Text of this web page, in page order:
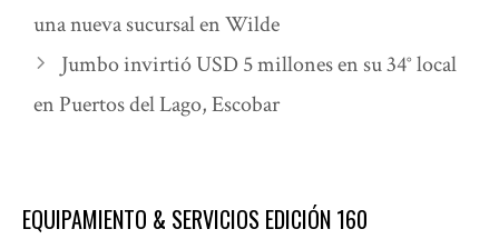
una nueva sucursal en Wilde
Jumbo invirtió USD 5 millones en su 34° local
en Puertos del Lago, Escobar
EQUIPAMIENTO & SERVICIOS EDICIÓN 160